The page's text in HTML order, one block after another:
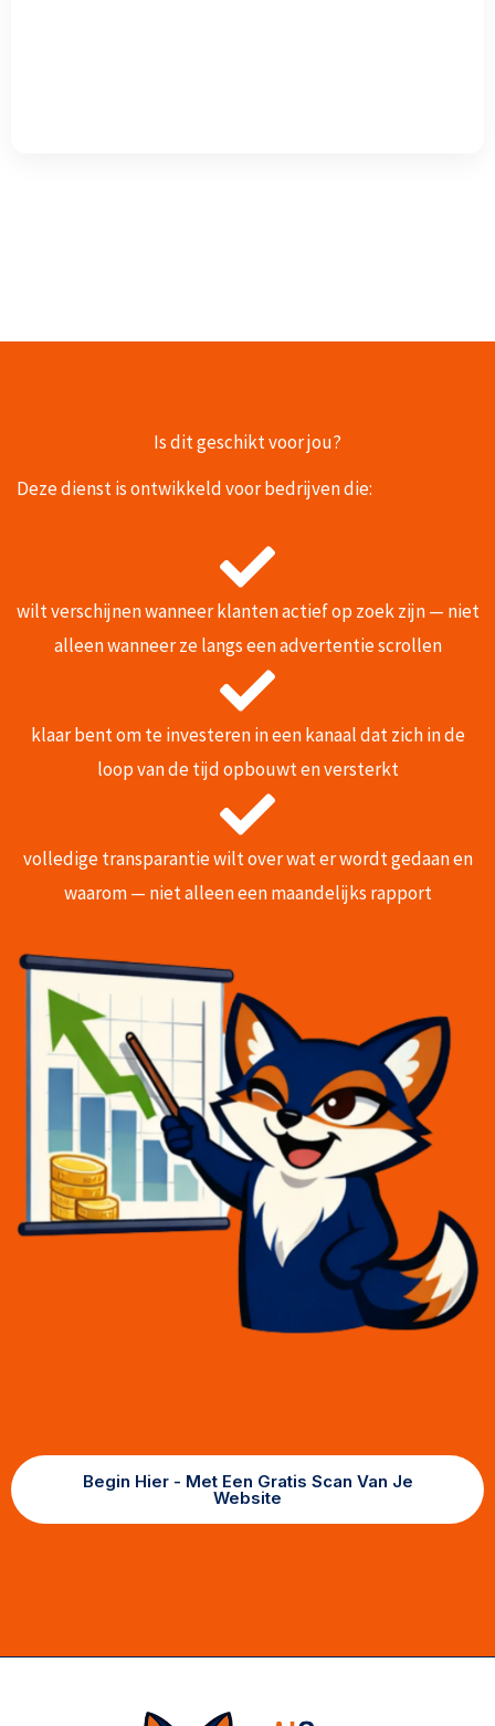
Is dit geschikt voor jou?
Deze dienst is ontwikkeld voor bedrijven die:
wilt verschijnen wanneer klanten actief op zoek zijn — niet
alleen wanneer ze langs een advertentie scrollen
klaar bent om te investeren in een kanaal dat zich in de
loop van de tijd opbouwt en versterkt
volledige transparantie wilt over wat er wordt gedaan en
waarom — niet alleen een maandelijks rapport
Begin Hier - Met Een Gratis Scan Van Je
Website